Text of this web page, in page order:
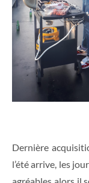
Dernière
l’été arrive, les